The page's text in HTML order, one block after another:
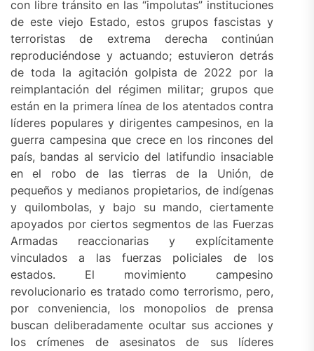
con libre tránsito en las “impolutas” instituciones
de este viejo Estado, estos grupos fascistas y
terroristas de extrema derecha continúan
reproduciéndose y actuando; estuvieron detrás
de toda la agitación golpista de 2022 por la
reimplantación del régimen militar; grupos que
están en la primera línea de los atentados contra
líderes populares y dirigentes campesinos, en la
guerra campesina que crece en los rincones del
país, bandas al servicio del latifundio insaciable
en el robo de las tierras de la Unión, de
pequeños y medianos propietarios, de indígenas
y quilombolas, y bajo su mando, ciertamente
apoyados por ciertos segmentos de las Fuerzas
Armadas reaccionarias y explícitamente
vinculados a las fuerzas policiales de los
estados. El movimiento campesino
revolucionario es tratado como terrorismo, pero,
por conveniencia, los monopolios de prensa
buscan deliberadamente ocultar sus acciones y
los crímenes de asesinatos de sus líderes